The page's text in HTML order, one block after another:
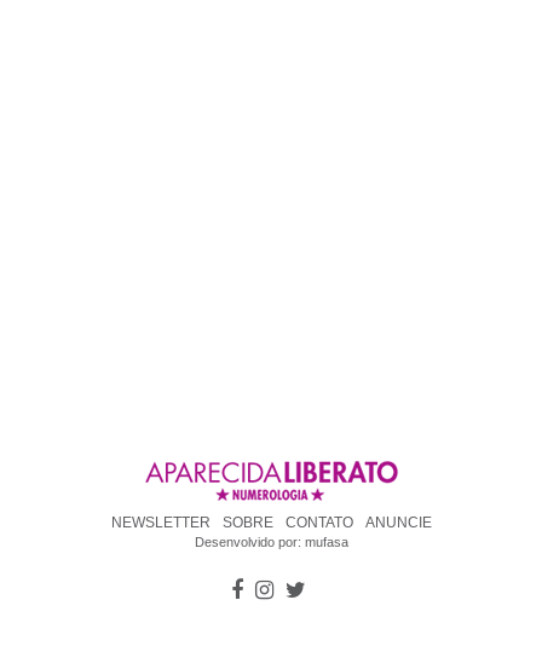
NEWSLETTER SOBRE CONTATO ANUNCIE
Desenvolvido por: mufasa